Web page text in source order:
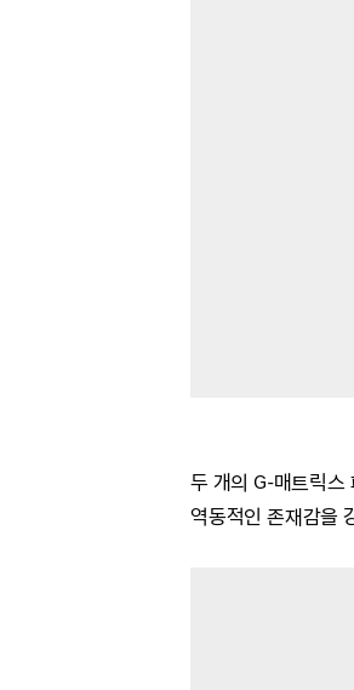
두 개의 G-매트릭
역동적인 존재감을